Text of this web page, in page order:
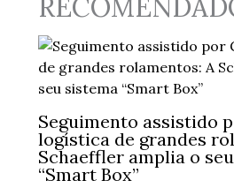
Seguimento assistido
logística de grandes
Schaeffler amplia o
“Smart Box”